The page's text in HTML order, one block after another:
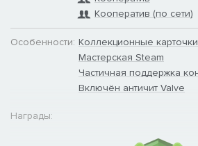
Кооператив (по сети)
Особенности: Коллекционные
Мастерская Steam
Частичная поддержка
Включён античит Valve
Награды: